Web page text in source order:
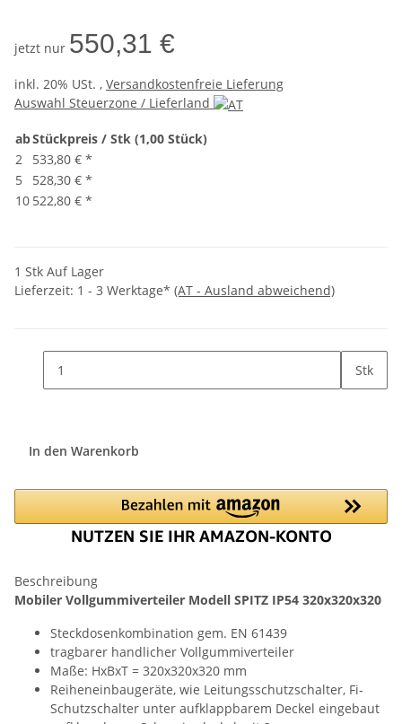
jetzt nur 550,31 €
inkl. 20% USt. , Versandkostenfreie Lieferung
Auswahl Steuerzone / Lieferland
abStückpreis / Stk (1,00 Stück)
2
533,80 € *
5
528,30 € *
10 522,80 € *
1 Stk Auf Lager
Lieferzeit: 1 - 3 Werktage* (AT - Ausland abweichend)
Stk
In den Warenkorb
Beschreibung
Mobiler Vollgummiverteiler Modell SPITZ IP54 320x320x320
Steckdosenkombination gem. EN 61439
tragbarer handlicher Vollgummiverteiler
Maße: HxBxT = 320x320x320 mm
Reiheneinbaugeräte, wie Leitungsschutzschalter, Fi-
Schutzschalter unter aufklappbarem Deckel eingebaut